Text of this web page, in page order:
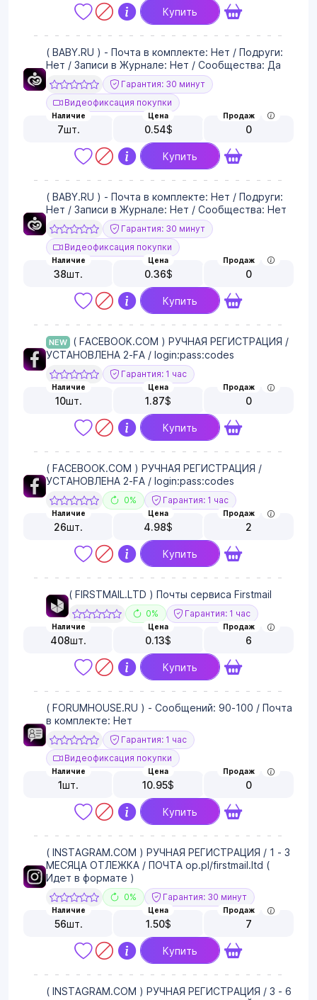
Купить
( BABY.RU ) - Почта в комплекте: Нет / Подруги:
Нет / Записи в Журнале: Нет / Сообщества: Да
Гарантия: 30 минут
Видеофиксация покупки
Наличие
7шт.
Цена
0.54$
Продаж
0
Купить
( BABY.RU ) - Почта в комплекте: Нет / Подруги:
Нет / Записи в Журнале: Нет / Сообщества: Нет
Гарантия: 30 минут
Видеофиксация покупки
Наличие
38шт.
Цена
0.36$
Продаж
0
Купить
NEW
( FACEBOOK.COM ) РУЧНАЯ РЕГИСТРАЦИЯ /
УСТАНОВЛЕНА 2-FA / login:pass:codes
Гарантия: 1 час
Наличие
10шт.
Цена
1.87$
Продаж
0
Купить
( FACEBOOK.COM ) РУЧНАЯ РЕГИСТРАЦИЯ /
УСТАНОВЛЕНА 2-FA / login:pass:codes
0% Гарантия: 1 час
Наличие
26шт.
Цена
4.98$
Продаж
2
Купить
( FIRSTMAIL.LTD ) Почты сервиса Firstmail
0% Гарантия: 1 час
Наличие
408шт.
Цена
0.13$
Продаж
6
Купить
( FORUMHOUSE.RU ) - Сообщений: 90-100 / Почта
в комплекте: Нет
Гарантия: 1 час
Видеофиксация покупки
Наличие
1шт.
Цена
10.95$
Продаж
0
Купить
( INSTAGRAM.COM ) РУЧНАЯ РЕГИСТРАЦИЯ / 1 - 3
МЕСЯЦА ОТЛЕЖКА / ПОЧТА op.pl/firstmail.ltd (
Идет в формате )
0% Гарантия: 30 минут
Наличие
56шт.
Цена
1.50$
Продаж
7
Купить
( INSTAGRAM.COM ) РУЧНАЯ РЕГИСТРАЦИЯ / 3 - 6